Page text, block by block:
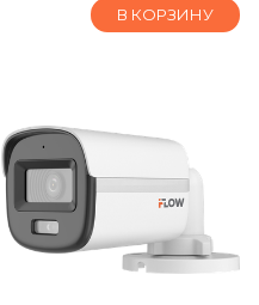
В КОРЗИНУ